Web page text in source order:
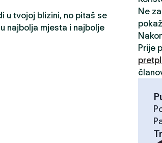
u tvojoj blizini, no pitaš se
najbolja mjesta i najbolje
Ne
Prije